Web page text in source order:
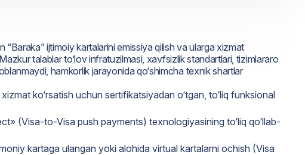
ijtimoiy kartalarini emissiya qilish va ularga xizmat
talablar to‘lov infratuzilmasi, xavfsizlik standartlari, tizimlararo
hamkorlik jarayonida qo‘shimcha texnik shartlar
ko‘rsatish uchun sertifikatsiyadan o‘tgan, to‘liq funksional
(Visa-to-Visa push payments) texnologiyasining to‘liq qo‘llab-
kartaga ulangan yoki alohida virtual kartalarni ochish (Visa